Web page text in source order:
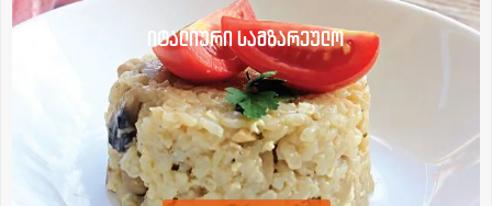
იტალიური სამზარეულო